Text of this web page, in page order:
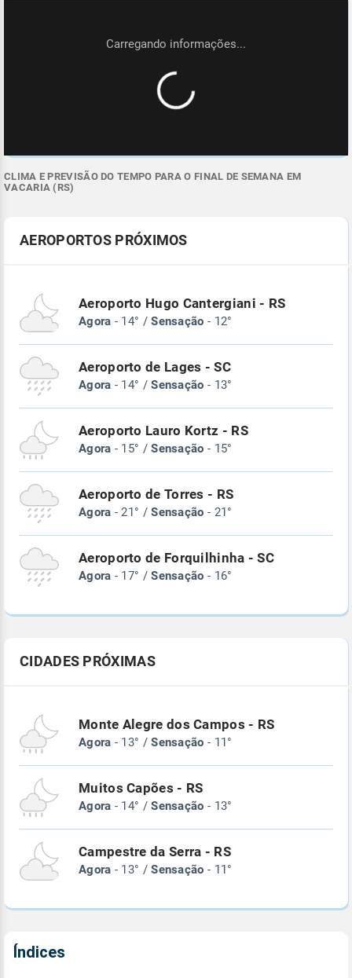
CLIMA E PREVISÃO DO TEMPO PARA O FINAL DE SEMANA EM
VACARIA (RS)
AEROPORTOS PRÓXIMOS
Aeroporto Hugo Cantergiani - RS
Agora - 14° /Sensação - 12°
Aeroporto de Lages - SC
Agora - 14° /Sensação - 13°
Aeroporto Lauro Kortz - RS
Agora - 15° /Sensação - 15°
Aeroporto de Torres - RS
Agora - 21° /Sensação - 21°
Aeroporto de Forquilhinha - SC
Agora - 17° /Sensação - 16°
CIDADES PRÓXIMAS
Monte Alegre dos Campos - RS
Agora - 13° /Sensação - 11°
Muitos Capões - RS
Agora - 14° /Sensação - 13°
Campestre da Serra - RS
Agora - 13° /Sensação - 11°
Índices